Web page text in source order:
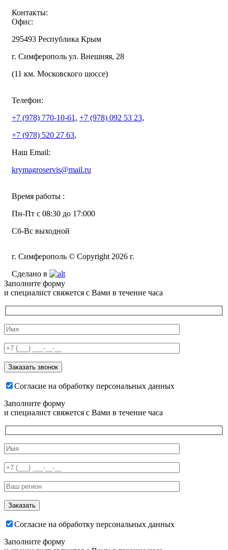
Контакты:
Офис:
295493 Республика Крым
г. Симферополь ул. Внешняя, 28
(11 км. Московского шоссе)
Телефон:
+7 (978) 770-10-61 , +7 (978) 092 53 23,
+7 (978) 520 27 63,
Наш Email:
krymagroservis@mail.ru
Время работы :
Пн-Пт с 08:30 до 17:000
Сб-Вс выходной
г. Симферополь © Copyright 2026 г.
Сделано в
Заполните форму
и специалист свяжется с Вами в течение часа
Согласие на обработку персональных данных
Заполните форму
и специалист свяжется с Вами в течение часа
Согласие на обработку персональных данных
Заполните форму